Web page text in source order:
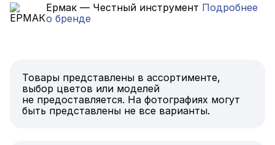
Ермак — Честный инструмент Подробнее
о бренде
Товары представлены в ассортименте,
выбор цветов или моделей
не предоставляется. На фотографиях могут
быть представлены не все варианты.